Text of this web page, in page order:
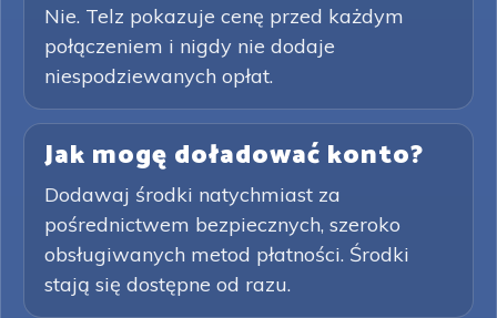
Nie. Telz pokazuje cenę przed każdym
połączeniem i nigdy nie dodaje
niespodziewanych opłat.
Jak mogę doładować konto?
Dodawaj środki natychmiast za
pośrednictwem bezpiecznych, szeroko
obsługiwanych metod płatności. Środki
stają się dostępne od razu.